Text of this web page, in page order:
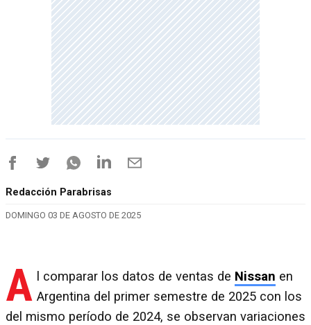
Redacción Parabrisas
DOMINGO 03 DE AGOSTO DE 2025
A l comparar los datos de ventas de Nissan en
Argentina del primer semestre de 2025 con los
del mismo período de 2024, se observan variaciones